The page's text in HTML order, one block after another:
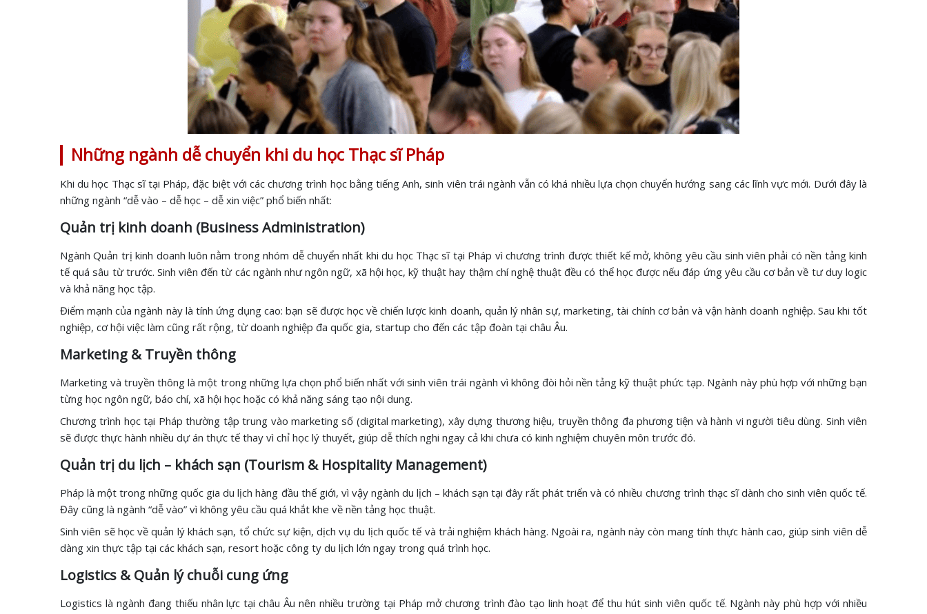
Những ngành dễ chuyển khi du học Thạc sĩ Pháp
Khi du học Thạc sĩ tại Pháp, đặc biệt với các chương trình học bằng tiếng Anh, sinh viên trái ngành vẫn có khá nhiều lựa chọn chuyển hướng sang các lĩnh vực mới. Dưới đây là
những ngành “dễ vào – dễ học – dễ xin việc” phổ biến nhất:
Quản trị kinh doanh (Business Administration)
Ngành Quản trị kinh doanh luôn nằm trong nhóm dễ chuyển nhất khi du học Thạc sĩ tại Pháp vì chương trình được thiết kế mở, không yêu cầu sinh viên phải có nền tảng kinh
tế quá sâu từ trước. Sinh viên đến từ các ngành như ngôn ngữ, xã hội học, kỹ thuật hay thậm chí nghệ thuật đều có thể học được nếu đáp ứng yêu cầu cơ bản về tư duy logic
và khả năng học tập.
Điểm mạnh của ngành này là tính ứng dụng cao: bạn sẽ được học về chiến lược kinh doanh, quản lý nhân sự, marketing, tài chính cơ bản và vận hành doanh nghiệp. Sau khi tốt
nghiệp, cơ hội việc làm cũng rất rộng, từ doanh nghiệp đa quốc gia, startup cho đến các tập đoàn tại châu Âu.
Marketing & Truyền thông
Marketing và truyền thông là một trong những lựa chọn phổ biến nhất với sinh viên trái ngành vì không đòi hỏi nền tảng kỹ thuật phức tạp. Ngành này phù hợp với những bạn
từng học ngôn ngữ, báo chí, xã hội học hoặc có khả năng sáng tạo nội dung.
Chương trình học tại Pháp thường tập trung vào marketing số (digital marketing), xây dựng thương hiệu, truyền thông đa phương tiện và hành vi người tiêu dùng. Sinh viên
sẽ được thực hành nhiều dự án thực tế thay vì chỉ học lý thuyết, giúp dễ thích nghi ngay cả khi chưa có kinh nghiệm chuyên môn trước đó.
Quản trị du lịch – khách sạn (Tourism & Hospitality Management)
Pháp là một trong những quốc gia du lịch hàng đầu thế giới, vì vậy ngành du lịch – khách sạn tại đây rất phát triển và có nhiều chương trình thạc sĩ dành cho sinh viên quốc tế.
Đây cũng là ngành “dễ vào” vì không yêu cầu quá khắt khe về nền tảng học thuật.
Sinh viên sẽ học về quản lý khách sạn, tổ chức sự kiện, dịch vụ du lịch quốc tế và trải nghiệm khách hàng. Ngoài ra, ngành này còn mang tính thực hành cao, giúp sinh viên dễ
dàng xin thực tập tại các khách sạn, resort hoặc công ty du lịch lớn ngay trong quá trình học.
Logistics & Quản lý chuỗi cung ứng
Logistics là ngành đang thiếu nhân lực tại châu Âu nên nhiều trường tại Pháp mở chương trình đào tạo linh hoạt để thu hút sinh viên quốc tế. Ngành này phù hợp với nhiều